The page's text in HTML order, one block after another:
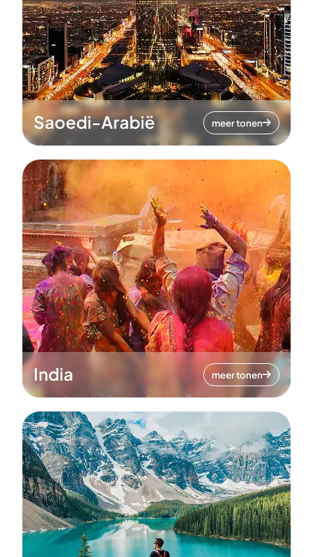
Saoedi-Arabië meer tonen
India meer tonen